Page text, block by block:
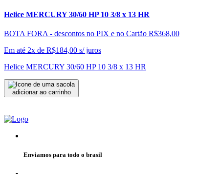
Helice MERCURY 30/60 HP 10 3/8 x 13 HR
BOTA FORA - descontos no PIX e no Cartão R$368,00
Em até 2x de R$184,00 s/ juros
Helice MERCURY 30/60 HP 10 3/8 x 13 HR
adicionar ao carrinho
Enviamos para todo o brasil